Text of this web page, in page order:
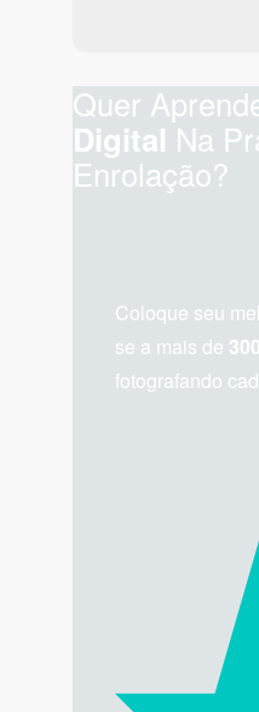
Quer
Digital Na
Enrolação?
Coloque seu
se a mais de
fotografando